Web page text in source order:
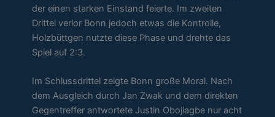
der einen starken Einstand feierte. Im zweiten
Drittel verlor Bonn jedoch etwas die Kontrolle,
Holzbüttgen nutzte diese Phase und drehte das
Spiel auf 2:3.
Im Schlussdrittel zeigte Bonn große Moral. Nach
dem Ausgleich durch Jan Zwak und dem direkten
Gegentreffer antwortete Justin Obojiagbe nur acht